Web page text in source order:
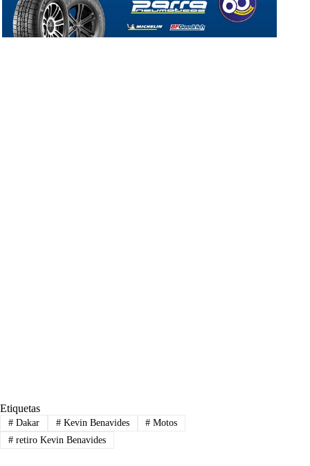
Etiquetas
#Dakar #Kevin Benavides # Motos
#retiro Kevin Benavides